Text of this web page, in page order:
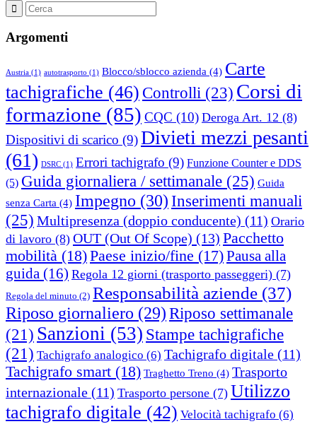
Argomenti
Austria (1) autotrasporto (1) Blocco/sblocco azienda (4) Carte
tachigrafiche (46) Controlli (23) Corsi di
formazione (85) CQC (10) Deroga Art. 12 (8)
Dispositivi di scarico (9)Divieti mezzi pesanti
(61) DSRC (1) Errori tachigrafo (9) Funzione Counter e DDS
(5) Guida giornaliera / settimanale (25) Guida
senza Carta (4) Impegno (30)Inserimenti manuali
(25) Multipresenza (doppio conducente) (11) Orario
di lavoro (8) OUT (Out Of Scope) (13) Pacchetto
mobilità (18)Paese inizio/fine (17)Pausa alla
guida (16) Regola 12 giorni (trasporto passeggeri) (7)
Regola del minuto (2) Responsabilità aziende (37)
Riposo giornaliero (29) Riposo settimanale
(21) Sanzioni (53) Stampe tachigrafiche
(21) Tachigrafo analogico (6) Tachigrafo digitale (11)
Tachigrafo smart (18) Traghetto Treno (4) Trasporto
internazionale (11) Trasporto persone (7) Utilizzo
tachigrafo digitale (42) Velocità tachigrafo (6)